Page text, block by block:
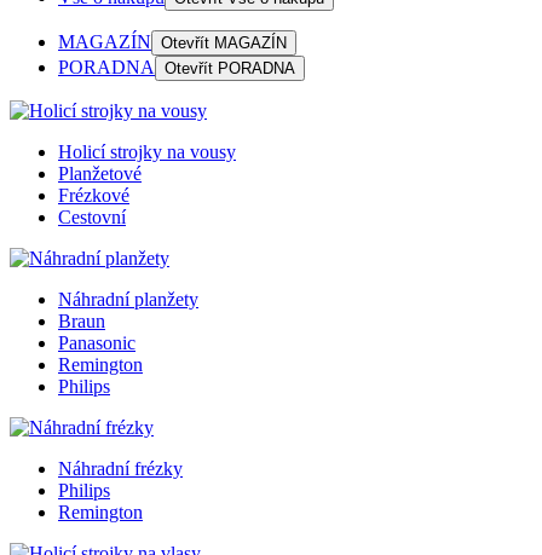
MAGAZÍN Otevřít MAGAZÍN
PORADNA Otevřít PORADNA
Holicí strojky na vousy
Planžetové
Frézkové
Cestovní
Náhradní planžety
Braun
Panasonic
Remington
Philips
Náhradní frézky
Philips
Remington